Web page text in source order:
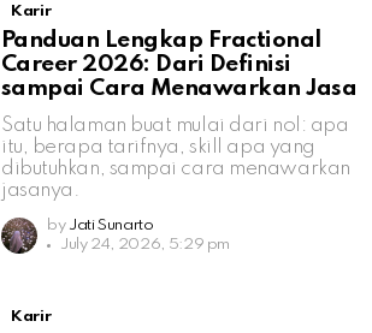
Karir
Panduan Lengkap Fractional
Career 2026: Dari Definisi
sampai Cara Menawarkan Jasa
Satu halaman buat mulai dari nol: apa
itu, berapa tarifnya, skill apa yang
dibutuhkan, sampai cara menawarkan
jasanya.
by Jati Sunarto
July 24, 2026, 5:29 pm
Karir